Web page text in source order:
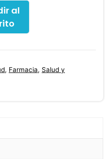
al
, Farmacia, Salud y